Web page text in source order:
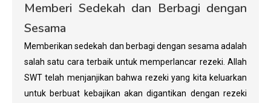
Memberi Sedekah dan Berbagi dengan
Sesama
Memberikan sedekah dan berbagi dengan sesama adalah
salah satu cara terbaik untuk memperlancar rezeki. Allah
SWT telah menjanjikan bahwa rezeki yang kita keluarkan
untuk berbuat kebajikan akan digantikan dengan rezeki